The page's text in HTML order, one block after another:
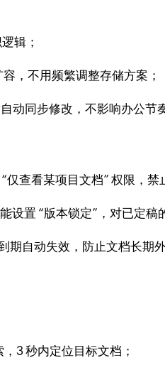
辑；
，不用频繁调整存储方案；
动同步修改，不影响办公节奏
查看某项目文档” 权限，禁
置 “版本锁定”，对已定稿
期自动失效，防止文档长期外
3 秒内定位目标文档；